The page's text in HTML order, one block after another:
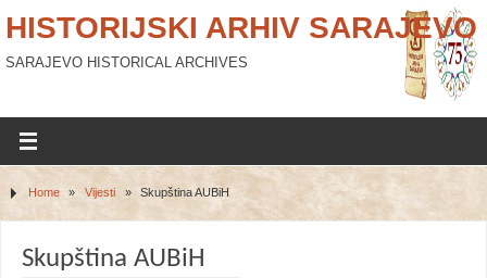
HISTORIJSKI ARHIV SARAJEVO
SARAJEVO HISTORICAL ARCHIVES
Home » Vijesti » Skupština AUBiH
Skupština AUBiH